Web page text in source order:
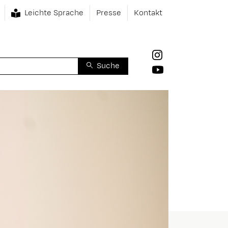
Leichte Sprache Presse Kontakt
Suche